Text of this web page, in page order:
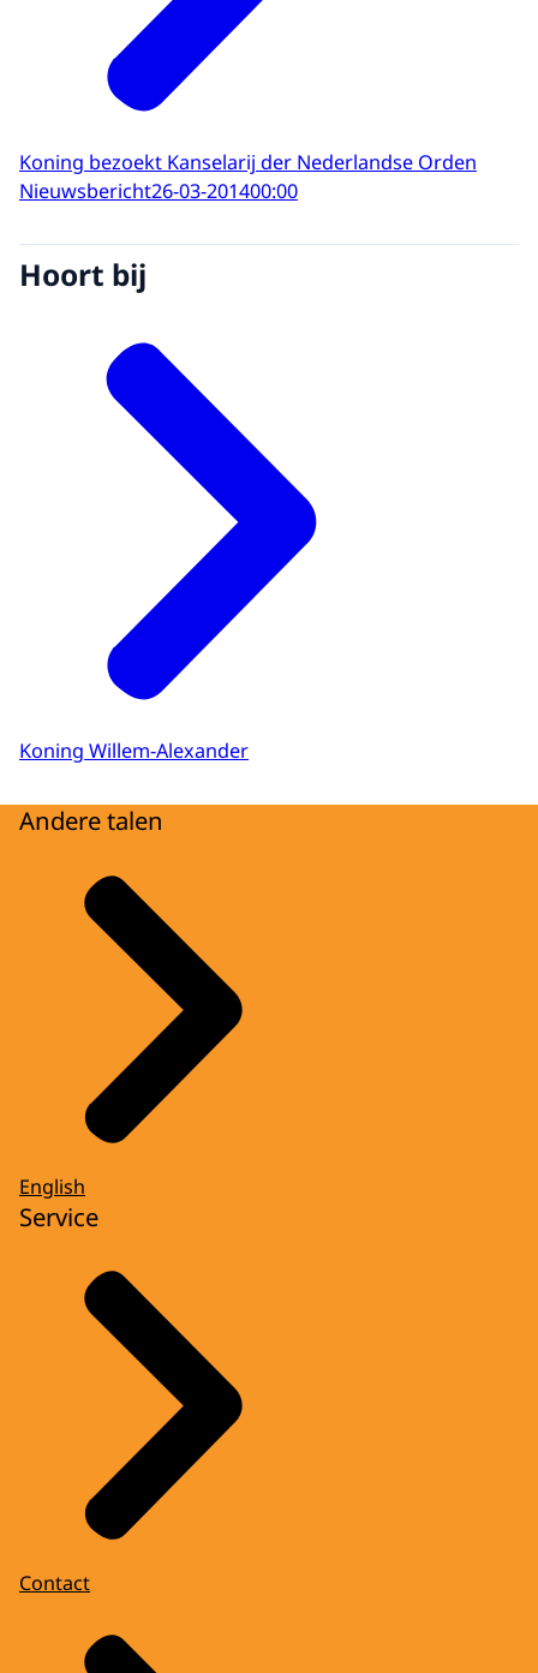
Koning bezoekt Kanselarij der Nederlandse Orden
Nieuwsbericht26-03-201400:00
Hoort bij
Koning Willem-Alexander
Andere talen
English
Service
Contact